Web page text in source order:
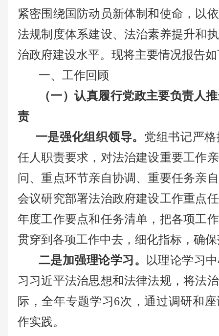
紧密围绕国防动员新体制和使命，以
法规制度体系建设、法治素养提升和
治政府建设水平。现将主要情况报告
一、工作回顾
（一）认真履行党政主要负责人
责
一是强化组织领导。 党组书记严
任人职责要求， 对法治建设重要工作
问、重点环节亲自协调、重要任务亲
会议研究部署法治政府建设工作重点
年度工作要点和任务清单，把各项工
贯穿到各项工作中去，细化指标，确
二是加强理论学习。
以理论学习
习习近平法治思想和法律法规，将法
际，全年专题学习6次，通过调研和
作实践。